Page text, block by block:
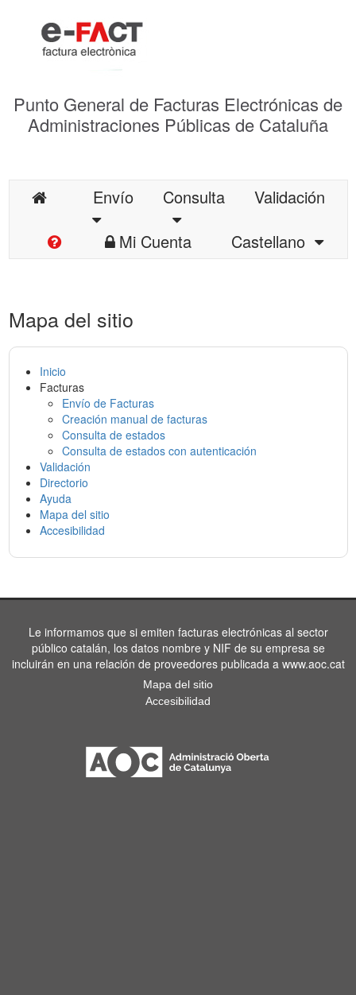
Punto General de Facturas Electrónicas de
Administraciones Públicas de Cataluña
Envío Consulta
Validación
Mi Cuenta
Castellano
Mapa del sitio
Inicio
Facturas
Envío de Facturas
Creación manual de facturas
Consulta de estados
Consulta de estados con autenticación
Validación
Directorio
Ayuda
Mapa del sitio
Accesibilidad
Le informamos que si emiten facturas electrónicas al sector
público catalán, los datos nombre y NIF de su empresa se
incluirán en una relación de proveedores publicada a www.aoc.cat
Mapa del sitio
Accesibilidad